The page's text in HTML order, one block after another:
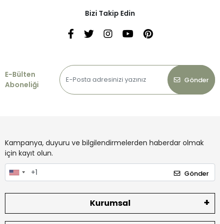
Bizi Takip Edin
E-Bülten
Aboneliği
Gönder
Kampanya, duyuru ve bilgilendirmelerden haberdar olmak
için kayıt olun.
Gönder
Kurumsal